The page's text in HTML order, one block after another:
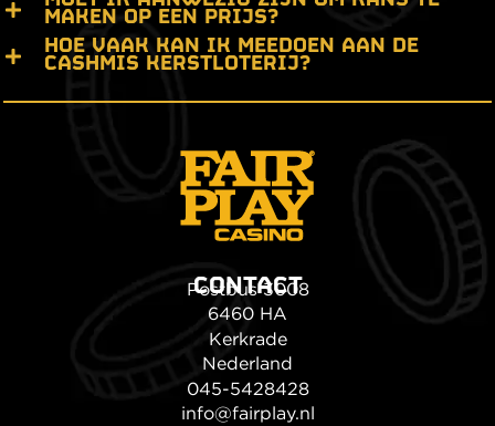
MAKEN OP EEN PRIJS?
HOE VAAK KAN IK MEEDOEN AAN DE
CASHMIS KERSTLOTERIJ?
CONTACT
Postbus 3008
6460 HA
Kerkrade
Nederland
045-5428428
info@fairplay.nl